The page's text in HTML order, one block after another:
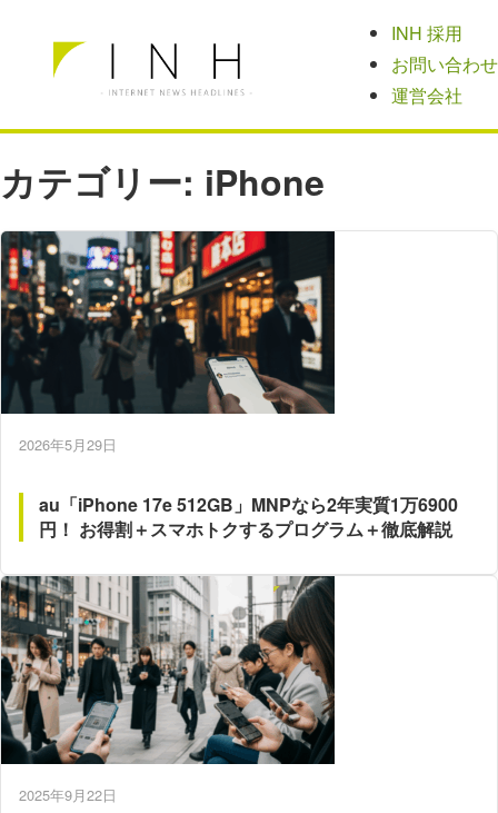
INH 採用
お問い合わせ
運営会社
カテゴリー: iPhone
2026年5月29日
au「iPhone 17e 512GB」MNPなら2年実質1万6900
円！ お得割＋スマホトクするプログラム＋徹底解説
2025年9月22日